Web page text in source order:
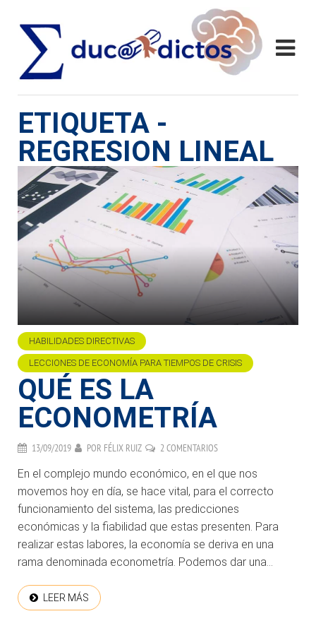
ETIQUETA -
REGRESION LINEAL
HABILIDADES DIRECTIVAS
LECCIONES DE ECONOMÍA PARA TIEMPOS DE CRISIS
QUÉ ES LA
ECONOMETRÍA
13/09/2019 POR FÉLIX RUIZ 2 COMENTARIOS
En el complejo mundo económico, en el que nos
movemos hoy en día, se hace vital, para el correcto
funcionamiento del sistema, las predicciones
económicas y la fiabilidad que estas presenten. Para
realizar estas labores, la economía se deriva en una
rama denominada econometría. Podemos dar una...
LEER MÁS